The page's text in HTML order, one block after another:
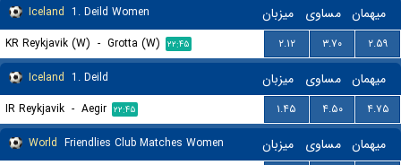
Iceland 1. Deild Women میزبان مساوی میهمان
KR Reykjavik (W) - Grotta (W) ۲۲:۴۵ ۲.۱۲ ۳.۷۰
۲.۵۹
Iceland 1. Deild میزبان مساوی میهمان
IR Reykjavik - Aegir ۲۲:۴۵ ۱.۴۵ ۴.۵۰
۴.۷۵
World Friendlies Club Matches Women میزبان مساوی میهمان